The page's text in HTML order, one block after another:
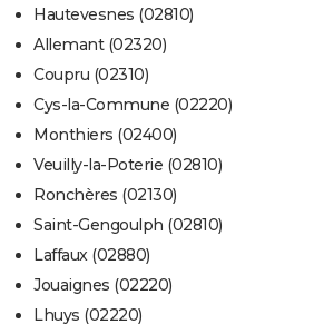
Hautevesnes (02810)
Allemant (02320)
Coupru (02310)
Cys-la-Commune (02220)
Monthiers (02400)
Veuilly-la-Poterie (02810)
Ronchères (02130)
Saint-Gengoulph (02810)
Laffaux (02880)
Jouaignes (02220)
Lhuys (02220)